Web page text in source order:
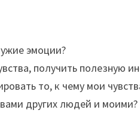
эмоции?
получить полезную
то, к чему мои
других людей и моими?